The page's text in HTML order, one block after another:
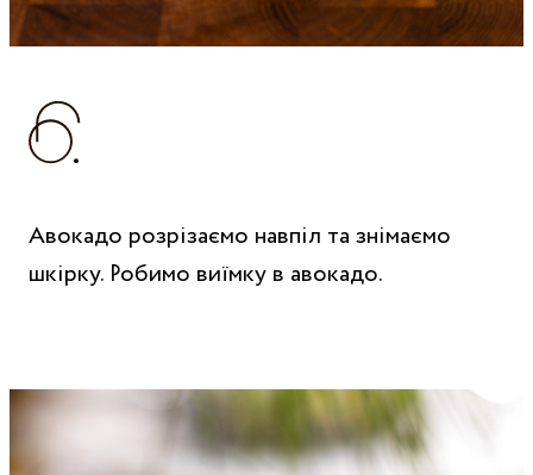
Авокадо розрізаємо навпіл та знімаємо
шкірку. Робимо виїмку в авокадо.